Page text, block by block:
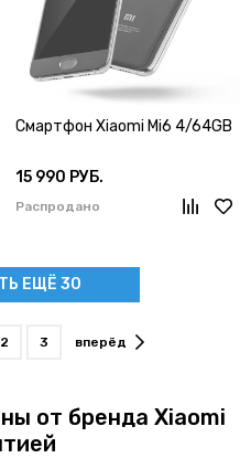
Смартфон Xiaomi Mi6 4/64GB
15 990 РУБ.
Распродано
ЕЩЁ 30
2 3 вперёд
от бренда Xiaomi